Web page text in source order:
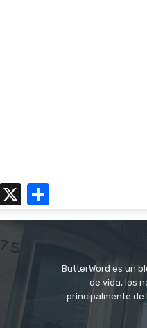
LinkedIn
X
ButterWord es un
de vida, los
principalmente de